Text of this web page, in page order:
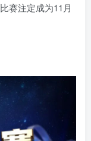
赛注定成为11月